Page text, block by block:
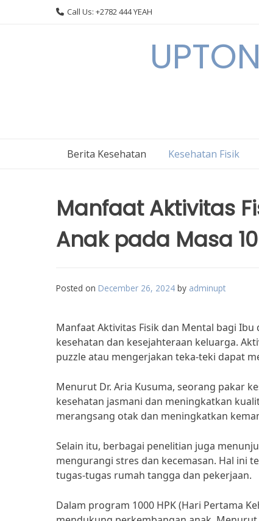
Call Us: +2782 444 YEAH
Berita Kesehatan Kesehatan Fisik
Manfaat Aktivitas
Anak pada Masa
Posted on December 26, 2024 by adminupt
Manfaat Aktivitas Fisik dan Mental bagi
kesehatan dan kesejahteraan keluarga.
puzzle atau mengerjakan teka-teki dapat
Menurut Dr. Aria Kusuma, seorang pakar
kesehatan jasmani dan meningkatkan
merangsang otak dan meningkatkan
Selain itu, berbagai penelitian juga
mengurangi stres dan kecemasan. Hal ini
tugas-tugas rumah tangga dan pekerjaan.
Dalam program 1000 HPK (Hari Pertama